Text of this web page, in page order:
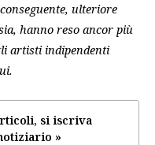
ulteriore
hanno reso ancor più
artisti indipendenti
si iscriva
»